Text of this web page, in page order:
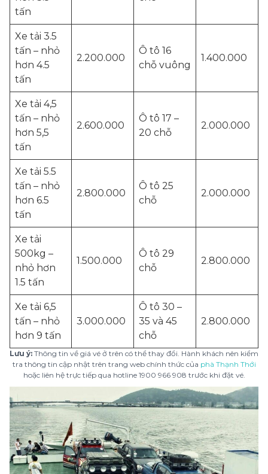
tấn
Xe tải 3.5
tấn – nhỏ
hơn 4.5
tấn
2.200.000
Ô tô 16
chỗ vuông
1.400.000
Xe tải 4,5
tấn – nhỏ
hơn 5,5
tấn
2.600.000
Ô tô 17 –
20 chỗ
2.000.000
Xe tải 5.5
tấn – nhỏ
hơn 6.5
tấn
2.800.000
Ô tô 25
chỗ
2.000.000
Xe tải
500kg –
nhỏ hơn
1.5 tấn
1.500.000
Ô tô 29
chỗ
2.800.000
Xe tải 6,5
tấn – nhỏ
hơn 9 tấn
3.000.000
Ô tô 30 –
35 và 45
chỗ
2.800.000
Lưu ý: Thông tin về giá vé ở trên có thể thay đổi. Hành khách nên kiểm
tra thông tin cập nhật trên trang web chính thức của phà Thạnh Thới
hoặc liên hệ trực tiếp qua hotline 1900 966 908 trước khi đặt vé.